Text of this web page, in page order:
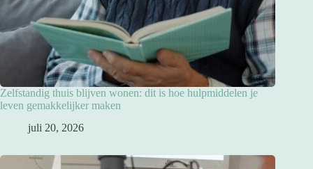
Zelfstandig thuis blijven wonen: dit is hoe hulpmiddelen je
leven gemakkelijker maken
juli 20, 2026